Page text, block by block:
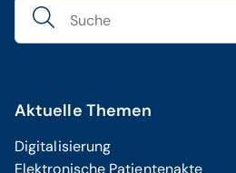
Aktuelle Themen
Digitalisierung
Elektronische Patientenakte